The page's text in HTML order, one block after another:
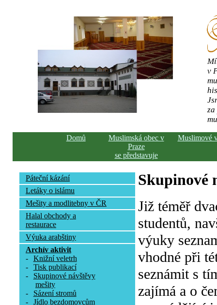
v
Domů
Muslimská obec v
Praze
se představuje
Muslimové
Páteční kázání
Letáky o islámu
Mešity a modlitebny v ČR
Halal obchody a
restaurace
Výuka arabštiny
Archív aktivit
-
Knižní veletrh
-
Tisk publikací
-
Skupinové návštěvy
mešity
-
Sázení stromů
-
Jídlo bezdomovcům
Skupinové
Již téměř
studentů,
výuky
vhodné při
seznámit s
zajímá a o